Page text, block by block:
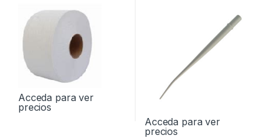
Acceda para ver
precios
Acceda para ver
precios